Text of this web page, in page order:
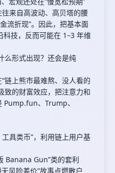
来自高波动、高贝塔的腰
流折现”。因此，把基本面
技，反而可能在 1–3 年维
么形式出现？还会是纯
链上熊市最难熬、没人看的
致的财富效应，把注意力和
Pump.fun、Trump、
具类币”，利用链上用户基
Banana Gun”类的套利
风险差价”故事点燃散户